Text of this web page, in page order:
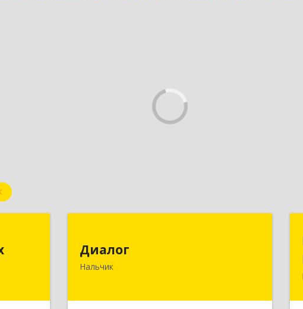
бух
Диалог
Нальчик
360016, Кабардино-Балкарская Респ,
Нальчик г, Калюжного ул, дом № 3,